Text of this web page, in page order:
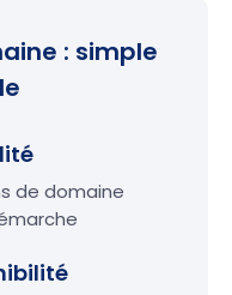
: simple
de domaine